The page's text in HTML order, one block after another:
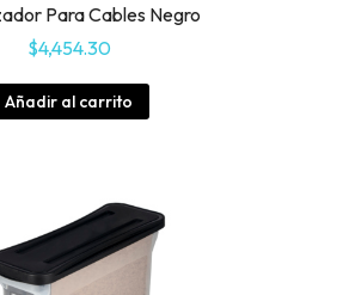
Para Cables Negro
$4,454.30
Añadir al carrito